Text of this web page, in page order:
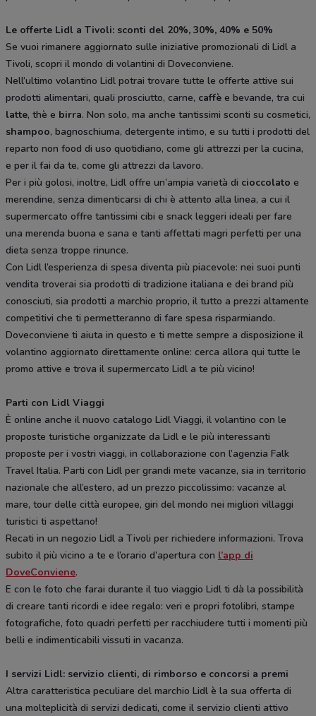
Le offerte Lidl a Tivoli: sconti del 20%, 30%, 40% e 50%
Se vuoi rimanere aggiornato sulle iniziative promozionali di Lidl a
Tivoli, scopri il mondo di volantini di Doveconviene.
Nell’ultimo volantino Lidl potrai trovare tutte le offerte attive sui
prodotti alimentari, quali prosciutto, carne, caffè e bevande, tra cui
latte, thè e birra. Non solo, ma anche tantissimi sconti su cosmetici,
shampoo, bagnoschiuma, detergente intimo, e su tutti i prodotti del
reparto non food di uso quotidiano, come gli attrezzi per la cucina,
e per il fai da te, come gli attrezzi da lavoro.
Per i più golosi, inoltre, Lidl offre un’ampia varietà di cioccolato e
merendine, senza dimenticarsi di chi è attento alla linea, a cui il
supermercato offre tantissimi cibi e snack leggeri ideali per fare
una merenda buona e sana e tanti affettati magri perfetti per una
dieta senza troppe rinunce.
Con Lidl l’esperienza di spesa diventa più piacevole: nei suoi punti
vendita troverai sia prodotti di tradizione italiana e dei brand più
conosciuti, sia prodotti a marchio proprio, il tutto a prezzi altamente
competitivi che ti permetteranno di fare spesa risparmiando.
Doveconviene ti aiuta in questo e ti mette sempre a disposizione il
volantino aggiornato direttamente online: cerca allora qui tutte le
promo attive e trova il supermercato Lidl a te più vicino!
Parti con Lidl Viaggi
È online anche il nuovo catalogo Lidl Viaggi, il volantino con le
proposte turistiche organizzate da Lidl e le più interessanti
proposte per i vostri viaggi, in collaborazione con l’agenzia Falk
Travel Italia. Parti con Lidl per grandi mete vacanze, sia in territorio
nazionale che all’estero, ad un prezzo piccolissimo: vacanze al
mare, tour delle città europee, giri del mondo nei migliori villaggi
turistici ti aspettano!
Recati in un negozio Lidl a Tivoli per richiedere informazioni. Trova
subito il più vicino a te e l’orario d’apertura con l’app di
DoveConviene.
E con le foto che farai durante il tuo viaggio Lidl ti dà la possibilità
di creare tanti ricordi e idee regalo: veri e propri fotolibri, stampe
fotografiche, foto quadri perfetti per racchiudere tutti i momenti più
belli e indimenticabili vissuti in vacanza.
I servizi Lidl: servizio clienti, di rimborso e concorsi a premi
Altra caratteristica peculiare del marchio Lidl è la sua offerta di
una molteplicità di servizi dedicati, come il servizio clienti attivo